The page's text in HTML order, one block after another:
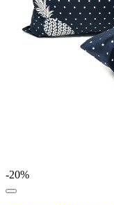
-20%